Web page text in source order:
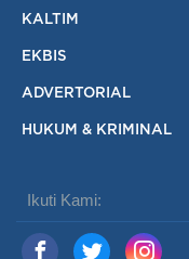
KALTIM
EKBIS
ADVERTORIAL
HUKUM & KRIMINAL
Ikuti Kami: